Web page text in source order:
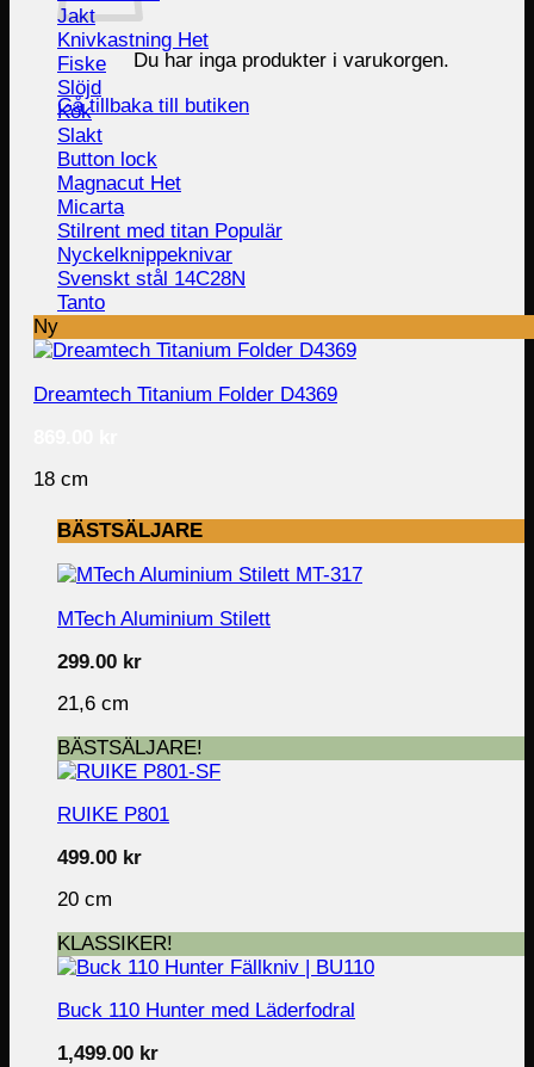
Du har inga produkter i varukorgen.
Gå tillbaka till butiken
Jakt
Knivkastning
Fiske
Slöjd
Kök
Slakt
Button lock
Magnacut
Micarta
Stilrent med titan
Nyckelknippeknivar
Svenskt stål 14C28N
Tanto
Ny
Dreamtech Titanium Folder D4369
18 cm
BÄSTSÄLJARE
MTech Aluminium Stilett
299.00 kr
21,6 cm
BÄSTSÄLJARE!
RUIKE P801
499.00 kr
20 cm
KLASSIKER!
Buck 110 Hunter med Läderfodral
1,499.00 kr